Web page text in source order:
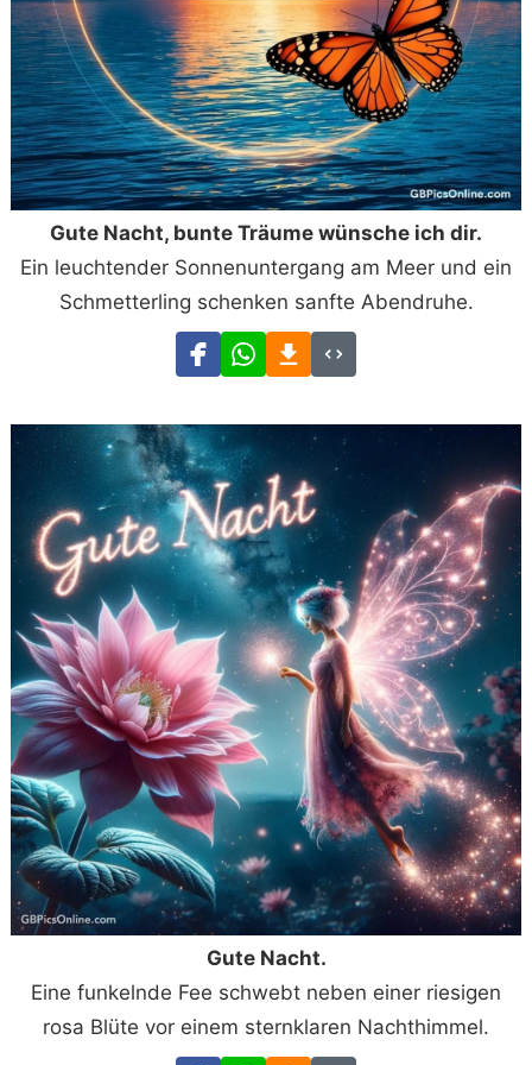
Gute Nacht, bunte Träume wünsche ich dir.
Ein leuchtender Sonnenuntergang am Meer und ein
Schmetterling schenken sanfte Abendruhe.
Gute Nacht.
Eine funkelnde Fee schwebt neben einer riesigen
rosa Blüte vor einem sternklaren Nachthimmel.